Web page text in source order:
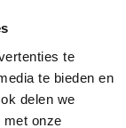
te
te bieden en
delen we
met onze
analyse. Deze